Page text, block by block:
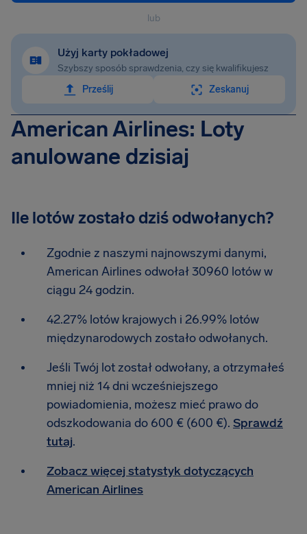
lub
Użyj karty pokładowej
Szybszy sposób sprawdzenia, czy się kwalifikujesz
Prześlij
Zeskanuj
American Airlines: Loty
anulowane dzisiaj
Ile lotów zostało dziś odwołanych?
Zgodnie z naszymi najnowszymi danymi,
American Airlines odwołał 30960 lotów w
ciągu 24 godzin.
42.27% lotów krajowych i 26.99% lotów
międzynarodowych zostało odwołanych.
Jeśli Twój lot został odwołany, a otrzymałeś
mniej niż 14 dni wcześniejszego
powiadomienia, możesz mieć prawo do
odszkodowania do 600 € (600 €). Sprawdź
tutaj.
Zobacz więcej statystyk dotyczących
American Airlines